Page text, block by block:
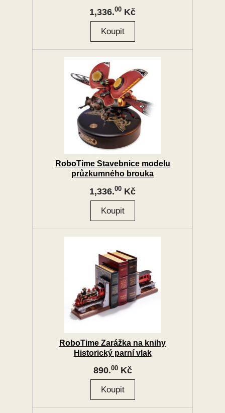
1,336.00 Kč
RoboTime Stavebnice modelu
průzkumného brouka
1,336.00 Kč
RoboTime Zarážka na knihy
Historický parní vlak
890.00Kč